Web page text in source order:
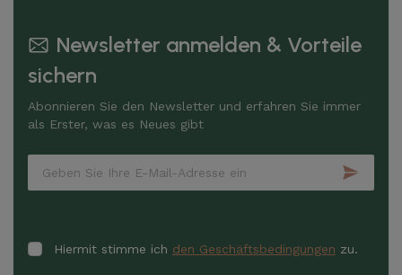
Newsletter anmelden & Vorteile
sichern
Abonnieren Sie den Newsletter und erfahren Sie immer
als Erster, was es Neues gibt
Hiermit stimme ich den Geschäftsbedingungen zu.